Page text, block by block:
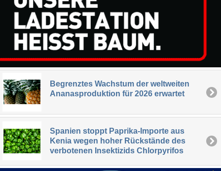
Begrenztes Wachstum der weltweiten
Ananasproduktion für 2026 erwartet
Spanien stoppt Paprika-Importe aus
Kenia wegen hoher Rückstände des
verbotenen Insektizids Chlorpyrifos